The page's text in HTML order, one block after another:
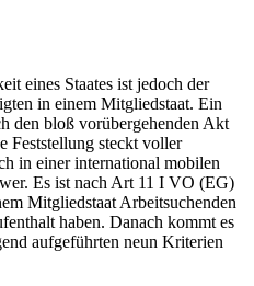
eines Staates ist jedoch der
in einem Mitgliedstaat. Ein
den bloß vorübergehenden Akt
Feststellung steckt voller
in einer international mobilen
Es ist nach Art 11 I VO (EG)
Mitgliedstaat Arbeitsuchenden
haben. Danach kommt es
aufgeführten neun Kriterien